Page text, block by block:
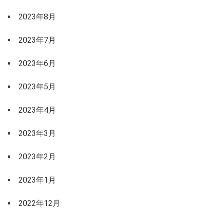
2023年8月
2023年7月
2023年6月
2023年5月
2023年4月
2023年3月
2023年2月
2023年1月
2022年12月